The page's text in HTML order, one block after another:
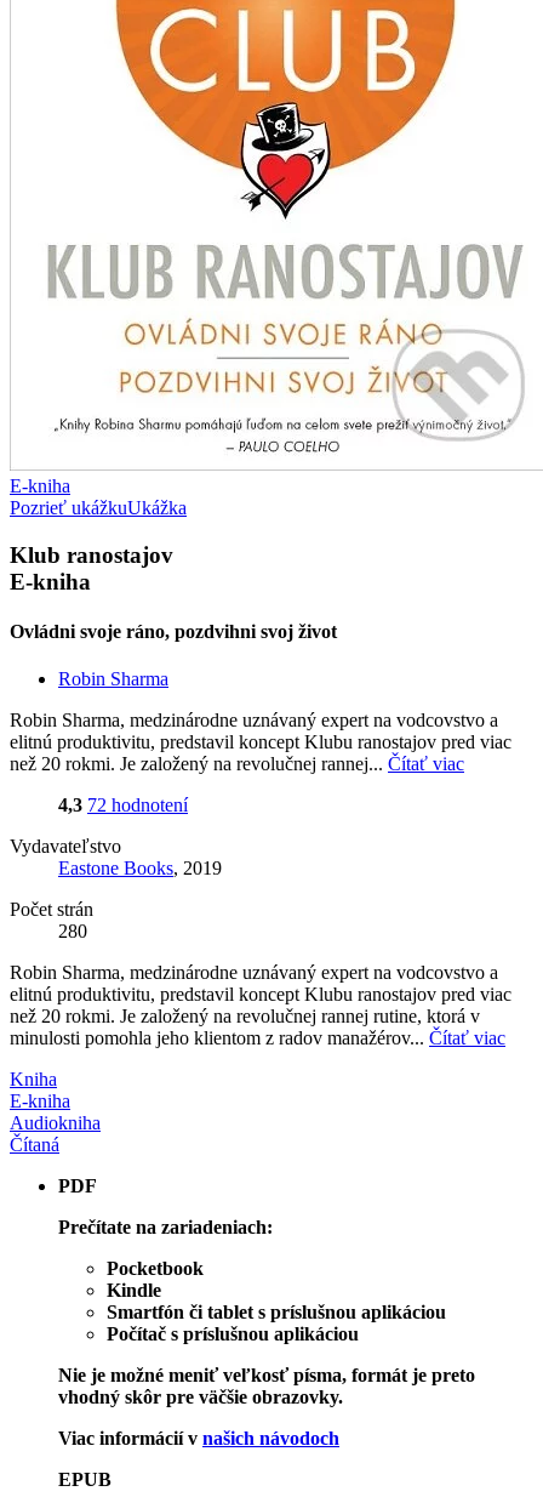
E-kniha
Pozrieť ukážkuUkážka
Klub ranostajov
E-kniha
Ovládni svoje ráno, pozdvihni svoj život
Robin Sharma
Robin Sharma, medzinárodne uznávaný expert na vodcovstvo a
elitnú produktivitu, predstavil koncept Klubu ranostajov pred viac
než 20 rokmi. Je založený na revolučnej rannej... Čítať viac
4,3 72 hodnotení
Vydavateľstvo
Eastone Books, 2019
Počet strán
280
Robin Sharma, medzinárodne uznávaný expert na vodcovstvo a
elitnú produktivitu, predstavil koncept Klubu ranostajov pred viac
než 20 rokmi. Je založený na revolučnej rannej rutine, ktorá v
minulosti pomohla jeho klientom z radov manažérov... Čítať viac
Kniha
E-kniha
Audiokniha
Čítaná
PDF
Prečítate na zariadeniach:
Pocketbook
Kindle
Smartfón či tablet s príslušnou aplikáciou
Počítač s príslušnou aplikáciou
Nie je možné meniť veľkosť písma, formát je preto
vhodný skôr pre väčšie obrazovky.
Viac informácií v našich návodoch
EPUB